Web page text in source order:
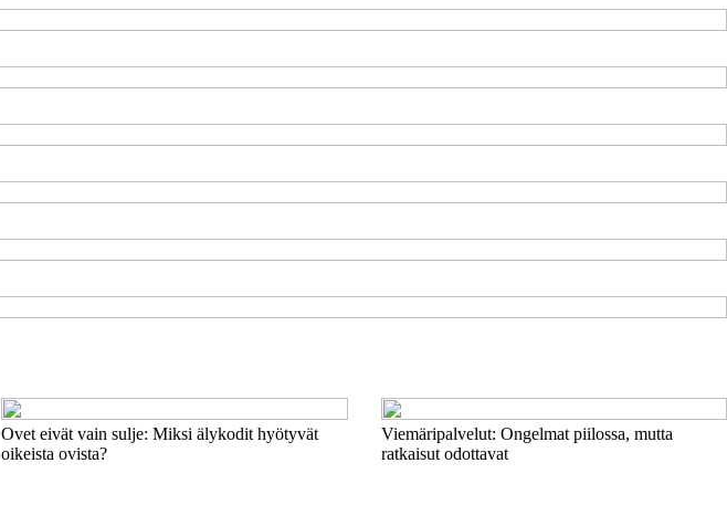
Ovet eivät vain sulje: Miksi älykodit hyötyvät
oikeista ovista?
Viemäripalvelut: Ongelmat piilossa, mutta
ratkaisut odottavat